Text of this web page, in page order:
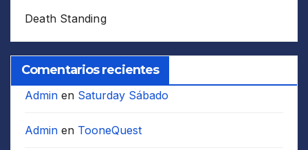
Death Standing
Comentarios recientes
Admin en Saturday Sábado
Admin en TooneQuest